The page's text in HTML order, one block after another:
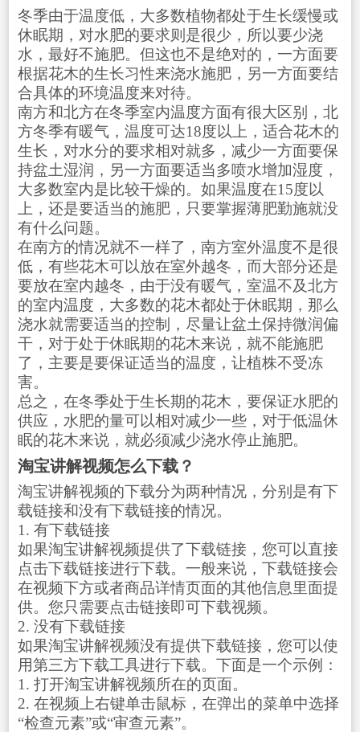
冬季由于温度低，大多数植物都处于生长缓慢或
休眠期，对水肥的要求则是很少，所以要少浇
水，最好不施肥。但这也不是绝对的，一方面要
根据花木的生长习性来浇水施肥，另一方面要结
合具体的环境温度来对待。
南方和北方在冬季室内温度方面有很大区别，北
方冬季有暖气，温度可达18度以上，适合花木的
生长，对水分的要求相对就多，减少一方面要保
持盆土湿润，另一方面要适当多喷水增加湿度，
大多数室内是比较干燥的。如果温度在15度以
上，还是要适当的施肥，只要掌握薄肥勤施就没
有什么问题。
在南方的情况就不一样了，南方室外温度不是很
低，有些花木可以放在室外越冬，而大部分还是
要放在室内越冬，由于没有暖气，室温不及北方
的室内温度，大多数的花木都处于休眠期，那么
浇水就需要适当的控制，尽量让盆土保持微润偏
干，对于处于休眠期的花木来说，就不能施肥
了，主要是要保证适当的温度，让植株不受冻
害。
总之，在冬季处于生长期的花木，要保证水肥的
供应，水肥的量可以相对减少一些，对于低温休
眠的花木来说，就必须减少浇水停止施肥。
淘宝讲解视频怎么下载？
淘宝讲解视频的下载分为两种情况，分别是有下
载链接和没有下载链接的情况。
1. 有下载链接
如果淘宝讲解视频提供了下载链接，您可以直接
点击下载链接进行下载。一般来说，下载链接会
在视频下方或者商品详情页面的其他信息里面提
供。您只需要点击链接即可下载视频。
2. 没有下载链接
如果淘宝讲解视频没有提供下载链接，您可以使
用第三方下载工具进行下载。下面是一个示例：
1. 打开淘宝讲解视频所在的页面。
2. 在视频上右键单击鼠标，在弹出的菜单中选择
“检查元素”或“审查元素”。